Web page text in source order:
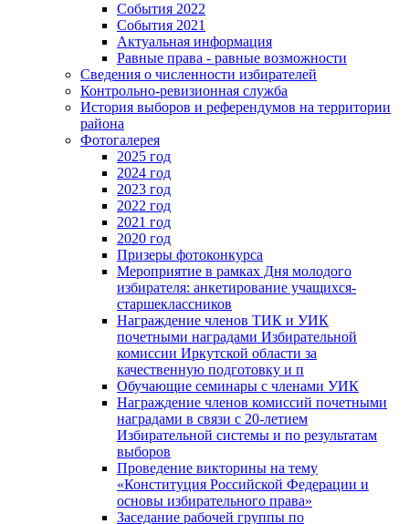
События 2022
События 2021
Актуальная информация
Равные права - равные возможности
Сведения о численности избирателей
Контрольно-ревизионная служба
История выборов и референдумов на территории
района
Фотогалерея
2025 год
2024 год
2023 год
2022 год
2021 год
2020 год
Призеры фотоконкурса
Мероприятие в рамках Дня молодого
избирателя: анкетирование учащихся-
старшеклассников
Награждение членов ТИК и УИК
почетными наградами Избирательной
комиссии Иркутской области за
качественную подготовку и п
Обучающие семинары с членами УИК
Награждение членов комиссий почетными
наградами в связи с 20-летием
Избирательной системы и по результатам
выборов
Проведение викторины на тему
«Конституция Российской Федерации и
основы избирательного права»
Заседание рабочей группы по